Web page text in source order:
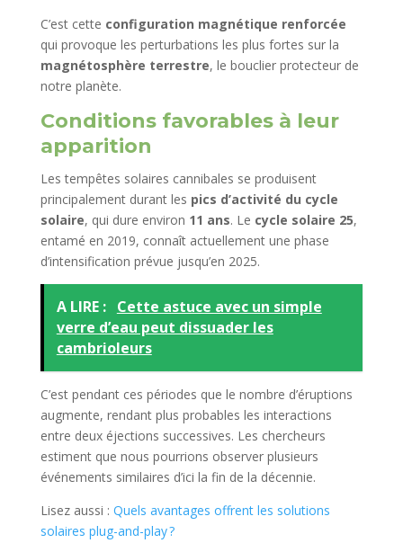
C’est cette configuration magnétique renforcée
qui provoque les perturbations les plus fortes sur la
magnétosphère terrestre, le bouclier protecteur de
notre planète.
Conditions favorables à leur
apparition
Les tempêtes solaires cannibales se produisent
principalement durant les pics d’activité du cycle
solaire, qui dure environ 11 ans. Le cycle solaire 25,
entamé en 2019, connaît actuellement une phase
d’intensification prévue jusqu’en 2025.
A LIRE : Cette astuce avec un simple
verre d’eau peut dissuader les
cambrioleurs
C’est pendant ces périodes que le nombre d’éruptions
augmente, rendant plus probables les interactions
entre deux éjections successives. Les chercheurs
estiment que nous pourrions observer plusieurs
événements similaires d’ici la fin de la décennie.
Lisez aussi : Quels avantages offrent les solutions
solaires plug-and-play ?